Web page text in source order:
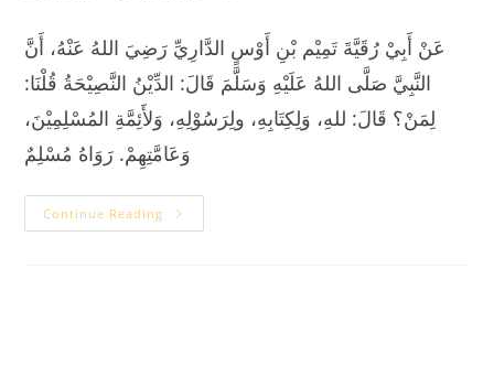
عَنْ أَبِيْ رُقَيَّةَ تَمِيْم بْنِ أَوْسٍ الدَّارِيِّ رَضِيَ اللهُ عَنْهُ، أَنَّ
النَّبِيَّ صَلَّى اللهُ عَلَيْهِ وَسَلَّمَ قَالَ: الدِّيْنُ النَّصِيْحَةُ قُلْنَا:
لِمَنْ؟ قَالَ: للهِ، وَلِكِتَابِهِ، ولِرَسُوْلِهِ، وَلأَئِمَّةِ المُسْلِمِيْنَ،
وَعَامَّتِهِمْ. رَوَاهُ مُسْلِمٌ
Continue Reading